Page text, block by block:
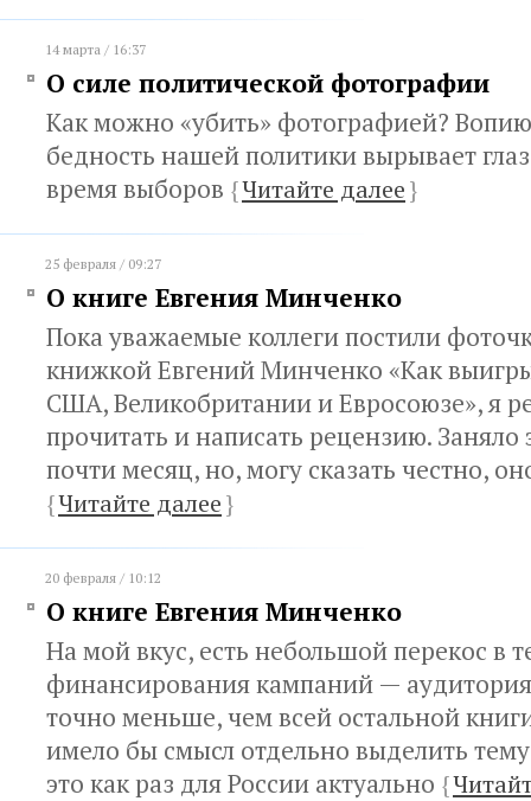
14 марта / 16:37
О силе политической фотографии
Как можно «убить» фотографией?
бедность нашей политики вырывает
время выборов {Читайте далее}
25 февраля / 09:27
О книге Евгения Минченко
Пока уважаемые коллеги постили
книжкой Евгений Минченко «Как
США, Великобритании и Евросоюзе», я
прочитать и написать рецензию. Заняло
почти месяц, но, могу сказать честно,
{Читайте далее}
20 февраля / 10:12
О книге Евгения Минченко
На мой вкус, есть небольшой перекос в
финансирования кампаний — аудитория
точно меньше, чем всей остальной
имело бы смысл отдельно выделить
это как раз для России актуально {